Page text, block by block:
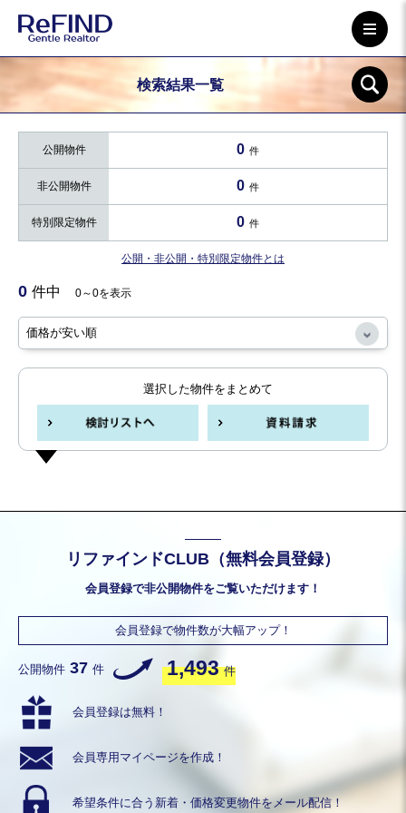
検索結果一覧
公開物件 0 件
非公開物件 0 件
特別限定物件 0 件
公開・非公開・特別限定物件とは
0 件中 0～0を表示
選択した物件をまとめて
リファインドCLUB（無料会員登録）
会員登録で非公開物件をご覧いただけます！
会員登録で物件数が大幅アップ！
公開物件 37 件 1,493 件
会員登録は無料！
会員専用 マイページを作成！
希望条件に合う 新着・価格変更物件をメール配信！